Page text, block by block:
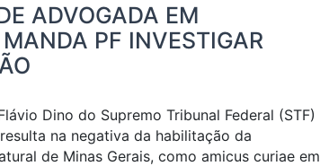
ADVOGADA EM
PF INVESTIGAR
Dino do Supremo Tribunal Federal (STF)
na negativa da habilitação da
de Minas Gerais, como amicus curiae em